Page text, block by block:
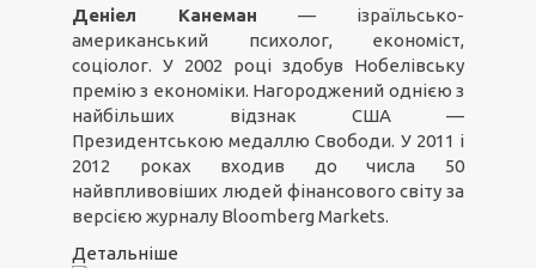
Деніел Канеман— ізраїльсько-
американський психолог, економіст,
соціолог. У 2002 році здобув Нобелівську
премію з економіки. Нагороджений однією з
найбільших відзнак США —
Президентською медаллю Свободи. У 2011 і
2012 роках входив до числа 50
найвпливовіших людей фінансового світу за
версією журналу Bloomberg Markets.
Детальніше